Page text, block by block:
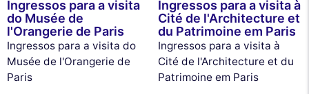
Ingressos para a visita
do Musée de
l'Orangerie de Paris
Ingressos para a visita do
Musée de l'Orangerie de
Paris
Ingressos para a visita à
Cité de l'Architecture et
du Patrimoine em Paris
Ingressos para a visita à
Cité de l'Architecture et du
Patrimoine em Paris